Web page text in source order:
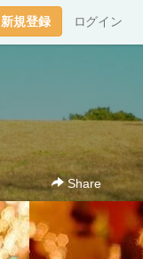
新規登録 ログイン
Share